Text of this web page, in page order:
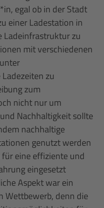
egal ob in der Stadt
einer Ladestation in
Ladeinfrastruktur zu
mit verschiedenen
zu
zum
nicht nur um
Nachhaltigkeit sollte
nachhaltige
genutzt werden
eine effiziente und
eingesetzt
Aspekt war ein
Wettbewerb, denn die